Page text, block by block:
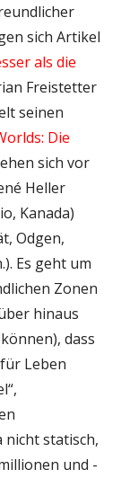
sich Artikel
als die
Freistetter
seinen
Die
sich vor
Heller
Kanada)
Odgen,
Es geht um
Zonen
hinaus
dass
Leben
nicht statisch,
und -